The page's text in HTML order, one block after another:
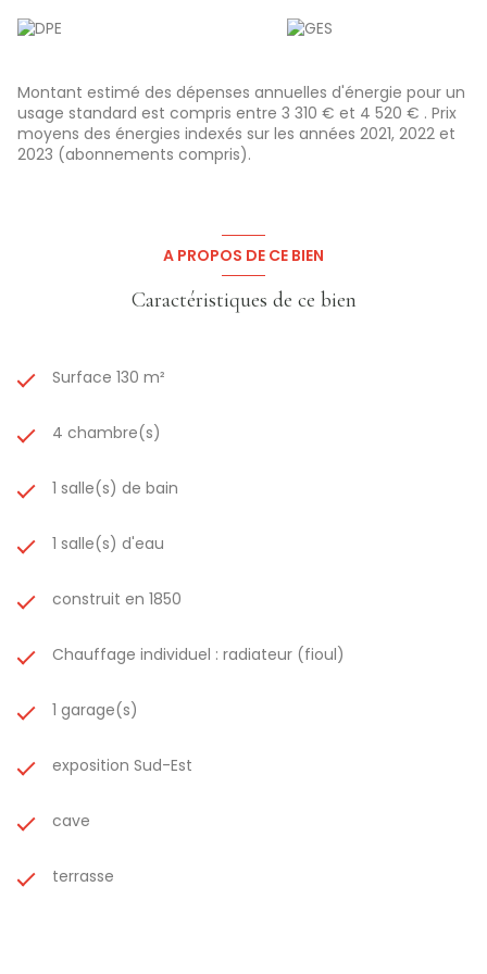
Bureau pour le télétravail ou vos activités
Extérieur et confort : une belle terrasse avec jardinet
Chauffage au fioul
Maisonà rafraîchir, pour créer votre intérieur sur-mesure
Située àRoyaumeix , cette maison offre
un cadre de vie
agréable et pratique
, avec tout l’espace nécessaire pour
Consultez les risques auxquels ce bien est exposé sur
www.georisques.gouv.fr
Montant estimé des dépenses annuelles d'énergie pour un
usage standard est compris entre 3 310 € et 4 520 € . Prix
moyens des énergies indexés sur les années 2021, 2022 et
2023 (abonnements compris).
A PROPOS DE CE BIEN
Caractéristiques de ce bien
Surface 130 m²
4 chambre(s)
1 salle(s) de bain
1 salle(s) d'eau
construit en 1850
Chauffage individuel : radiateur (fioul)
1 garage(s)
exposition Sud-Est
cave
terrasse